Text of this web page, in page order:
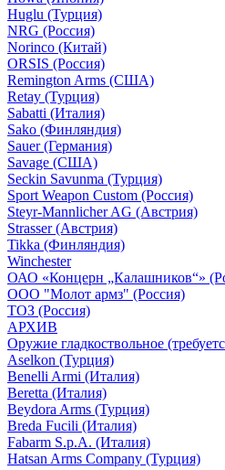
Huglu (Турция)
NRG (Россия)
Norinco (Китай)
ORSIS (Россия)
Remington Arms (США)
Retay (Турция)
Sabatti (Италия)
Sako (Финляндия)
Sauer (Германия)
Savage (США)
Seckin Savunma (Турция)
Sport Weapon Custom (Россия)
Steyr-Mannlicher AG (Австрия)
Strasser (Австрия)
Tikka (Финляндия)
Winchester
ОАО «Концерн „Калашников“»
ООО "Молот армз" (Россия)
ТОЗ (Россия)
АРХИВ
Оружие гладкоствольное
Aselkon (Турция)
Benelli Armi (Италия)
Beretta (Италия)
Beydora Arms (Турция)
Breda Fucili (Италия)
Fabarm S.p.A. (Италия)
Hatsan Arms Company (Турция)